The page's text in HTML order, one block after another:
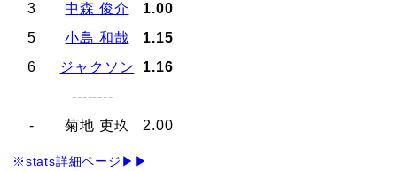
3
中森 俊介
1.00
5
小島 和哉
1.15
6
ジャクソン
1.16
--------
-
菊地 吏玖 2.00
※stats詳細ページ▶▶